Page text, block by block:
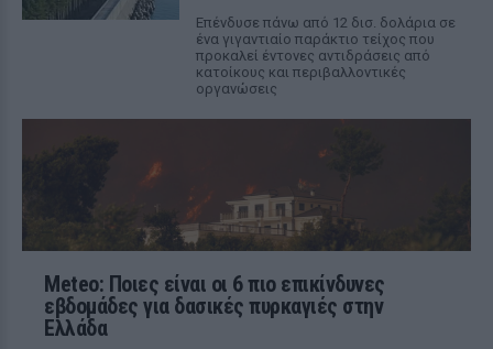
Επένδυσε πάνω από 12 δισ. δολάρια σε
ένα γιγαντιαίο παράκτιο τείχος που
προκαλεί έντονες αντιδράσεις από
κατοίκους και περιβαλλοντικές
οργανώσεις
Meteo: Ποιες είναι οι 6 πιο επικίνδυνες
εβδομάδες για δασικές πυρκαγιές στην
Ελλάδα